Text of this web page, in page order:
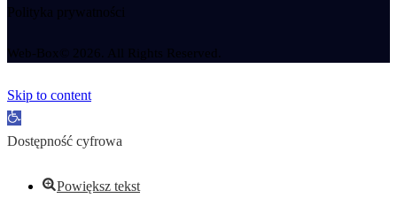
Polityka prywatności
Web-Box© 2026. All Rights Reserved.
Skip to content
Open toolbar
Dostępność cyfrowa
Powiększ tekst